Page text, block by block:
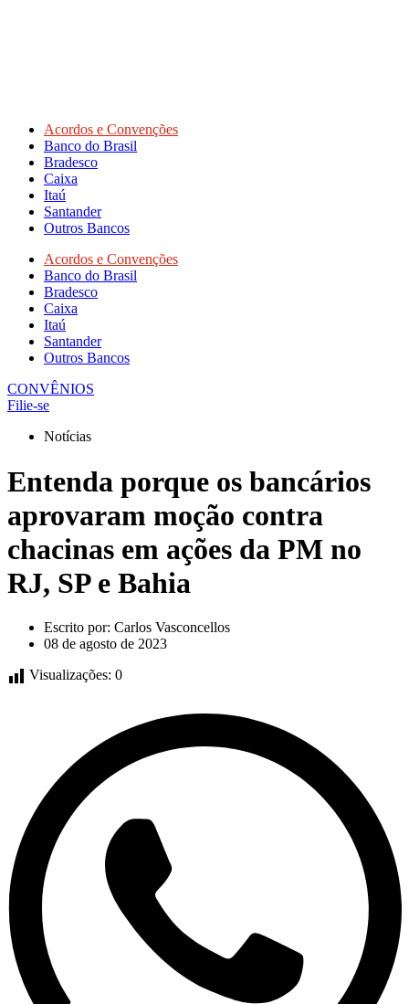
Acordos e Convenções
Banco do Brasil
Bradesco
Caixa
Itaú
Santander
Outros Bancos
Acordos e Convenções
Banco do Brasil
Bradesco
Caixa
Itaú
Santander
Outros Bancos
CONVÊNIOS
Filie-se
Notícias
Entenda porque os bancários
aprovaram moção contra
chacinas em ações da PM no
RJ, SP e Bahia
Escrito por: Carlos Vasconcellos
08 de agosto de 2023
Visualizações: 0